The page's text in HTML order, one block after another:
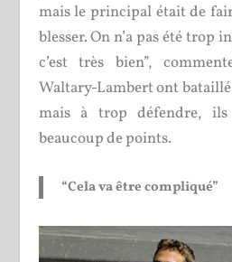
mais le principal était de
blesser. On n’a pas été trop
c’est très bien”,
Waltary-Lambert ont
mais à trop défendre, ils
beaucoup de points.
“Cela va être compliqué”